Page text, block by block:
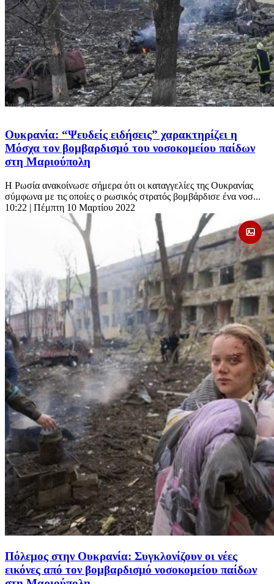
Ουκρανία: “Ψευδείς ειδήσεις” χαρακτηρίζει η
Μόσχα τον βομβαρδισμό του νοσοκομείου παίδων
στη Μαριούπολη
Η Ρωσία ανακοίνωσε σήμερα ότι οι καταγγελίες της Ουκρανίας
σύμφωνα με τις οποίες ο ρωσικός στρατός βομβάρδισε ένα νοσ...
10:22 | Πέμπτη 10 Μαρτίου 2022
Πόλεμος στην Ουκρανία: Συγκλονίζουν οι νέες
εικόνες από τον βομβαρδισμό νοσοκομείου παίδων